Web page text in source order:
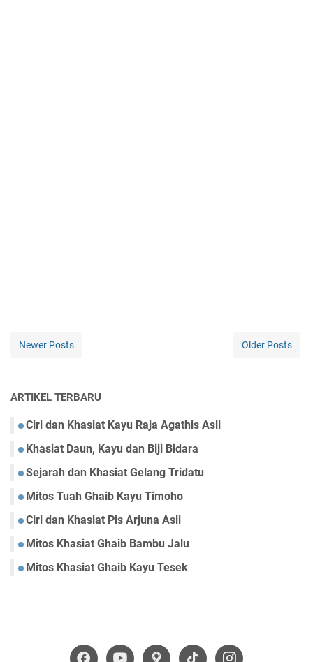
Newer Posts Older Posts
ARTIKEL TERBARU
Ciri dan Khasiat Kayu Raja Agathis Asli
Khasiat Daun, Kayu dan Biji Bidara
Sejarah dan Khasiat Gelang Tridatu
Mitos Tuah Ghaib Kayu Timoho
Ciri dan Khasiat Pis Arjuna Asli
Mitos Khasiat Ghaib Bambu Jalu
Mitos Khasiat Ghaib Kayu Tesek